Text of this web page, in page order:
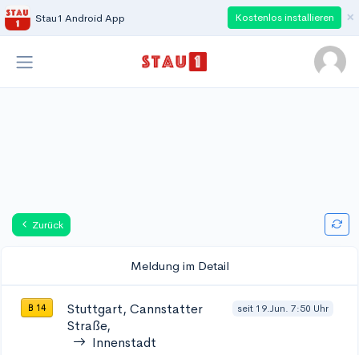
Stau1 Android App Kostenlos installieren ×
Zurück
Meldung im Detail
B 14
Stuttgart, Cannstatter
Straße,
Innenstadt
seit 19.Jun. 7:50 Uhr